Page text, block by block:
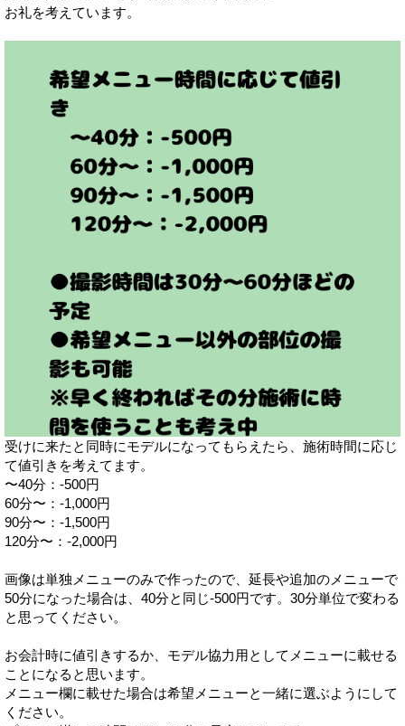
お礼を考えています。
受けに来たと同時にモデルになってもらえたら、施術時間に応じ
て値引きを考えてます。
〜40分：-500円
60分〜：-1,000円
90分〜：-1,500円
120分〜：-2,000円
画像は単独メニューのみで作ったので、延長や追加のメニューで
50分になった場合は、40分と同じ-500円です。30分単位で変わる
と思ってください。
お会計時に値引きするか、モデル協力用としてメニューに載せる
ことになると思います。
メニュー欄に載せた場合は希望メニューと一緒に選ぶようにして
ください。